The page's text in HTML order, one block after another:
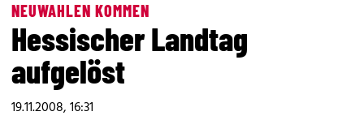
NEUWAHLEN KOMMEN
Hessischer Landtag
aufgelöst
19.11.2008, 16:31